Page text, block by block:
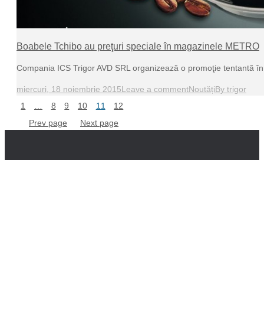
Boabele Tchibo au preţuri speciale în magazinele METRO
Compania ICS Trigor AVD SRL organizează o promoţie tentantă
miercuri, 18 noiembrie 2015Leave a commentNoutățiBy trigor
1
… 8 9 10 11
12
Prev page
Next page